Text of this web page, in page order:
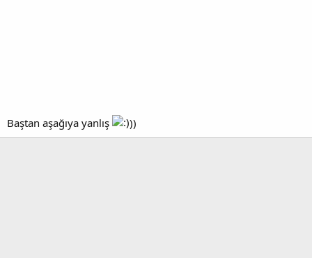
Baştan aşağıya yanlış ))